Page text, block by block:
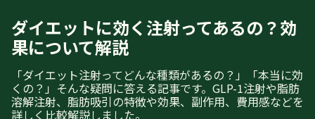
ダイエットに効く注射ってあるの？効
果について解説
「ダイエット注射ってどんな種類があるの？」「本当に効
くの？」そんな疑問に答える記事です。GLP-1注射や脂肪
溶解注射、脂肪吸引の特徴や効果、副作用、費用感などを
詳しく比較解説しました。